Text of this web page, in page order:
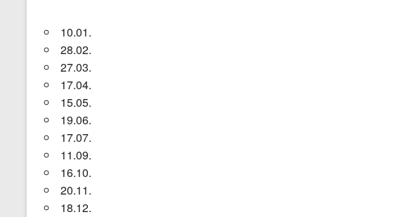
10.01.
28.02.
27.03.
17.04.
15.05.
19.06.
17.07.
11.09.
16.10.
20.11.
18.12.